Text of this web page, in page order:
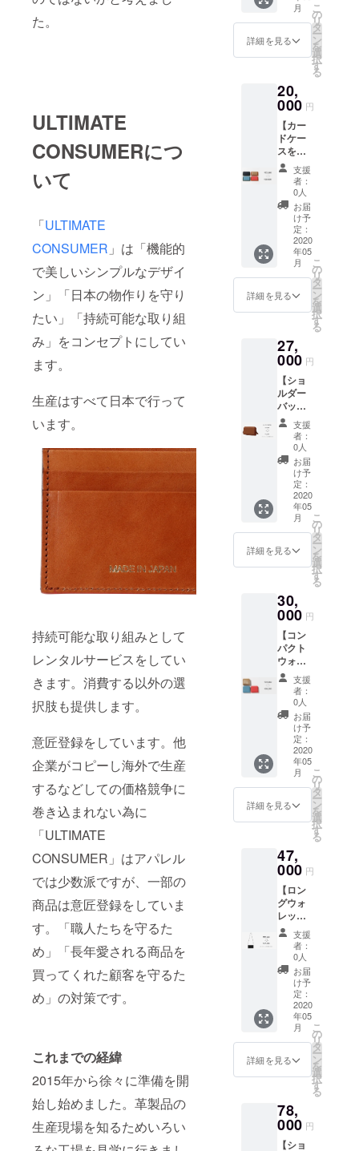
た。
ULTIMATE
CONSUMERにつ
いて
「ULTIMATE
CONSUMER 」は「機能的
で美しいシンプルなデザイ
ン」「日本の物作りを守り
たい」「持続可能な取り組
み」をコンセプトにしてい
ます。
生産はすべて日本で行って
います。
持続可能な取り組みとして
レンタルサービスをしてい
きます。消費する以外の選
択肢も提供します。
意匠登録をしています。他
企業がコピーし海外で生産
するなどしての価格競争に
巻き込まれない為に
「ULTIMATE
CONSUMER」はアパレル
では少数派ですが、一部の
商品は意匠登録をしていま
す。「職人たちを守るた
め」「長年愛される商品を
買ってくれた顧客を守るた
め」の対策です。
これまでの経緯
2015年から徐々に準備を開
始し始めました。革製品の
生産現場を知るためいろい
お名前
刻む
為）を
い。 名
前を記
載して
ほしく
ない場
合はそ
の旨ご
記入く
ださ
い。」
備考欄
に、今
回ご支
援した
いと
いただ
だいた
どを書
いてい
ただけ
ると活
動への
励みに
なりま
す。
どお得
です。
（ULTI
CONSU
オンラ
インス
て）
（レン
タル開
始時の
送料が
有料の
ところ
→0円
返却時
のみご
負担い
ただき
ま
す。）
●お礼の
Eメール
●ブラン
ド歴史
に名前
を刻む
につい
て 「※
支援
時、必
ず備考
欄にご
希望の
お名前
(台帳に
名前を
刻む
ご記入
くださ
載して
ほしく
ない場
合はそ
の旨ご
記入く
ださ
い。」
備考欄
に、今
回ご支
援した
いと
思って
理由な
どを書
ると活
動への
励みに
なりま
す。
レット
のレン
タル料
をご返
ずっと
月額
1200円
状態Aの
商品
3500円
→1200
タル期
間が長
くなれ
ば長く
なるほ
どお得
です。
（ULTI
MATE
CONSU
インス
トアに
（レン
タル開
始時の
送料が
有料の
ところ
→0円
返却時
のみご
負担い
ただき
す。）
●お礼の
Eメール
ド歴史
に名前
を刻む
につい
て 「※
支援
時、必
ず備考
欄にご
希望の
お名前
(台帳に
名前を
刻む
為）を
くださ
い。 名
ほしく
ない場
合はそ
の旨ご
記入く
ださ
い。」
備考欄
に、今
回ご支
援した
いと
思って
いただ
どを書
いてい
動への
励みに
なりま
月
詳細を見る
こ
の
リ
タ
ー
ン
を
選
択
す
る
20,
000 円
【カー
ドケー
スをお
届け＋
ブラン
ドの歴
史に名
を刻む
＋お礼
のEメー
ル】
【¥2,68
0 OFF】
●カード
ケース
がなく
コンパ
クトな
設計で
ありな
がら
カード
は15枚
ほど収
納可
能。 型
押し革
とヌメ
革の素
材感の
コント
ラスト
クセン
トの
シュレ
ス時代
にあっ
たカー
ドケー
ス。 厳
選した
国内生
産の革
を使用
し日本
の職人
の手で
丁寧に
7.5×13×
1.5 (H
ｘWｘD
単位
cm) 素
材
皮革部
分 牛
革 布
部分
レーヨ
ン100%
様
カード
ト×１
収納ス
ペース×
ランド
歴史に
名前を
支援
者：
0人
お届
け予
定：
2020
年05
月
詳細を見る
こ
の
リ
タ
ー
ン
を
選
択
す
る
27,
000 円
【ショ
ルダー
バッ
グ レ
ンタル
月額料
金
64％0ff
ショル
ダー
バッグ
のレン
タル料
をご返
ずっと
月額
1500円
状態Aの
商品
4200円
→1500
タル期
間が長
くなれ
ば長く
なるほ
どお得
です。
（ULTI
MATE
CONSU
インス
トアに
（レン
タル開
始時の
送料が
有料の
ところ
→0円
返却時
のみご
負担い
ただき
す。）
●お礼の
Eメール
ド歴史
に名前
を刻む
支援
者：
0人
お届
け予
定：
2020
年05
月
詳細を見る
こ
の
リ
タ
ー
ン
を
選
択
す
る
30,
000 円
【コン
パクト
ウォ
レット
をお届
け＋ブ
ランド
の歴史
に名を
刻む＋
お礼のE
メー
ル】
【¥4,56
0 OFF】
●二つ折
ンパク
トウォ
レット
につい
て 表と
内の配
色が特
徴のコ
ンパク
トな財
布。 型
押し革
とヌメ
革の素
材感の
コント
ラスト
限の機
能を持
支援
者：
0人
お届
け予
定：
2020
年05
月
詳細を見る
こ
の
リ
タ
ー
ン
を
選
択
す
る
47,
000 円
【ロン
グウォ
レット
をお届
け＋ブ
ランド
の歴史
に名を
刻む＋
お礼のE
メー
ル】
【¥5,92
0 OFF】
ベルト
がで
き、
バッグ
として
支援
者：
0人
お届
け予
定：
2020
年05
月
詳細を見る
こ
の
リ
タ
ー
ン
を
選
択
す
る
78,
000 円
【ショ